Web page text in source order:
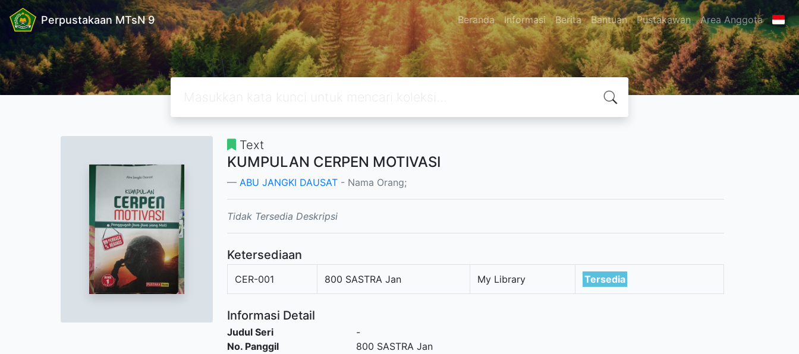
Perpustakaan MTsN 9 Beranda Informasi Berita Bantuan Pustakawan Area Anggota
Text
KUMPULAN CERPEN MOTIVASI
ABU JANGKI DAUSAT - Nama Orang;
Tidak Tersedia Deskripsi
Ketersediaan
CER-001 800 SASTRA Jan My Library Tersedia
Informasi Detail
Judul Seri
-
No. Panggil
800 SASTRA Jan